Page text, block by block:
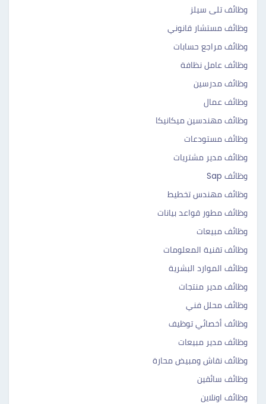
وظائف تلى سيلز
وظائف مستشار قانوني
وظائف مراجع حسابات
وظائف عامل نظافة
وظائف مدرسين
وظائف عمال
وظائف مهندسين ميكانيكا
وظائف مستودعات
وظائف مدير مشتريات
وظائف Sap
وظائف مهندس تخطيط
وظائف مطور قواعد بيانات
وظائف مبيعات
وظائف تقنية المعلومات
وظائف الموارد البشرية
وظائف مدير منتجات
وظائف محلل فني
وظائف أخصائي توظيف
وظائف مدير مبيعات
وظائف نقاش ومبيض محارة
وظائف سائقين
وظائف اونلاين